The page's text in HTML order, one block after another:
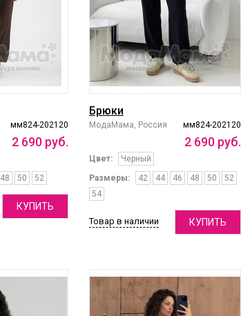
мм824-202120
2 690 руб.
48 50 52
КУПИТЬ
Брюки
мм824-202120
МодаМама, Россия
2 690 руб.
Цвет:
Черный
Размеры:
42 44 46 48 50
52
54
Товар в наличии КУПИТЬ